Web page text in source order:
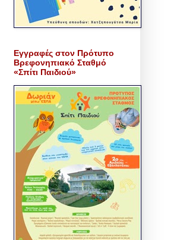
Εγγραφές στον Πρότυπο
Βρεφονηπιακό Σταθμό
«Σπίτι Παιδιού»